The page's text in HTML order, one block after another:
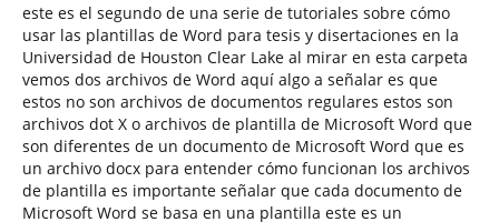
este es el segundo de una serie de tutoriales sobre cómo
usar las plantillas de Word para tesis y disertaciones en la
Universidad de Houston Clear Lake al mirar en esta carpeta
vemos dos archivos de Word aquí algo a señalar es que
estos no son archivos de documentos regulares estos son
archivos dot X o archivos de plantilla de Microsoft Word que
son diferentes de un documento de Microsoft Word que es
un archivo docx para entender cómo funcionan los archivos
de plantilla es importante señalar que cada documento de
Microsoft Word se basa en una plantilla este es un